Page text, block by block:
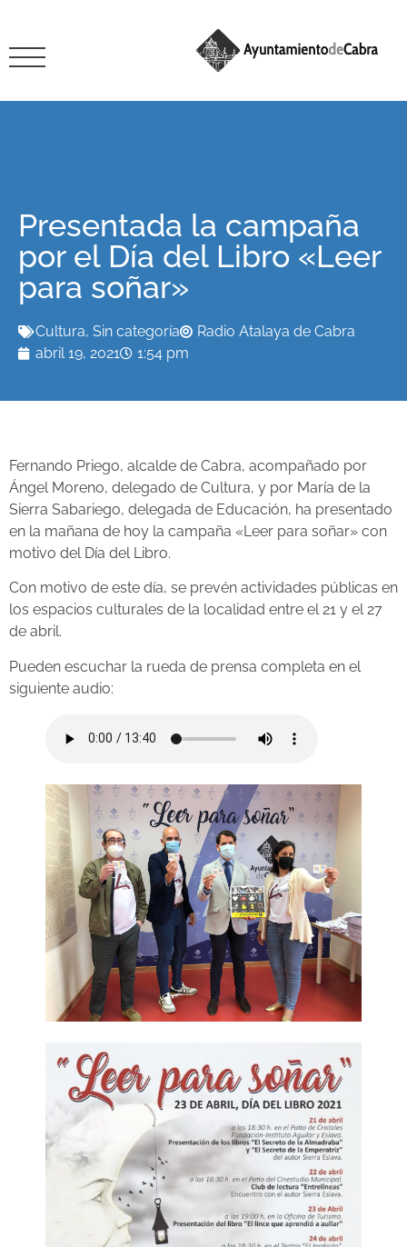
Presentada la campaña
por el Día del Libro «Leer
para soñar»
Cultura, Sin categoría
Radio Atalaya de Cabra
abril 19, 2021
1:54 pm
Fernando Priego, alcalde de Cabra, acompañado por
Ángel Moreno, delegado de Cultura, y por María de la
Sierra Sabariego, delegada de Educación, ha presentado
en la mañana de hoy la campaña «Leer para soñar» con
motivo del Día del Libro.
Con motivo de este día, se prevén actividades públicas en
los espacios culturales de la localidad entre el 21 y el 27
de abril.
Pueden escuchar la rueda de prensa completa en el
siguiente audio: